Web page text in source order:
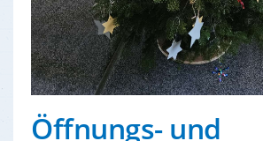
Öffnungs- und